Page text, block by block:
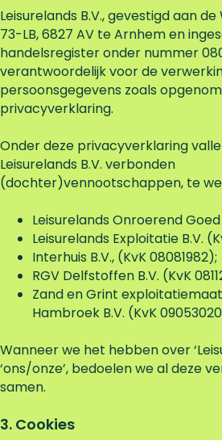
Leisurelands B.V., gevestigd aan
73-LB, 6827 AV te Arnhem en
handelsregister onder nummer
verantwoordelijk voor de
persoonsgegevens zoals
privacyverklaring.
Onder deze privacyverklaring
Leisurelands B.V. verbonden
(dochter)vennootschappen, te
Leisurelands Onroerend Goed
Leisurelands Exploitatie B.V.
Interhuis B.V., (KvK 08081982);
RGV Delfstoffen B.V. (KvK
Zand en Grint
Hambroek B.V. (KvK
Wanneer we het hebben over
‘ons/onze’, bedoelen we al deze
samen.
3. Cookies